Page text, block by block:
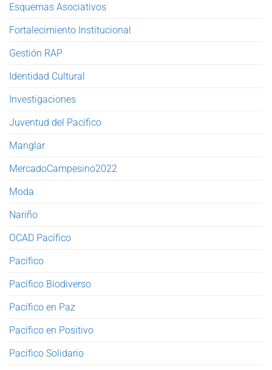
Esquemas Asociativos
Fortalecimiento Institucional
Gestión RAP
Identidad Cultural
Investigaciones
Juventud del Pacífico
Manglar
MercadoCampesino2022
Moda
Nariño
OCAD Pacífico
Pacífico
Pacífico Biodiverso
Pacífico en Paz
Pacífico en Positivo
Pacífico Solidario